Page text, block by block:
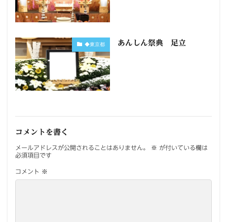
◆東京都 あんしん祭典 足立
コメントを書く
メールアドレスが公開されることはありません。 ※ が付いている欄は
必須項目です
コメント ※